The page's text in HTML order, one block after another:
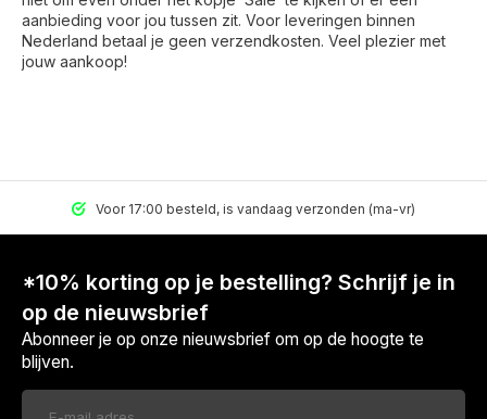
aanbieding voor jou tussen zit. Voor leveringen binnen
Nederland betaal je geen verzendkosten. Veel plezier met
jouw aankoop!
Voor 17:00 besteld, is vandaag verzonden (ma-vr)
*10% korting op je bestelling? Schrijf je in
op de nieuwsbrief
Abonneer je op onze nieuwsbrief om op de hoogte te
blijven.